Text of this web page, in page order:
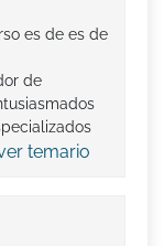
es de es de
de
temario